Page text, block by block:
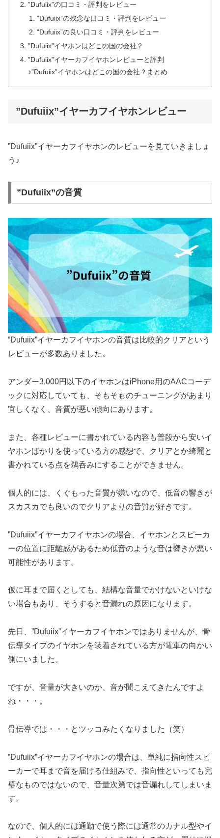
”Dufuiix”の口コミ・評判をレビュー
”Dufuiix”の残念な口コミ・評判をレビュー
”Dufuiix”の良い口コミ・評判をレビュー
”Dufuiix”イヤホンはどこの国の会社？
”Dufuiix”イヤーカフイヤホンレビューと評判
♪”Dufuiix”イヤホンはどこの国の会社？まとめ
”Dufuiix”イヤーカフイヤホンレビュー
”Dufuiix”イヤーカフイヤホンのレビューを見ていきましょ
う♪
”Dufuiix”の音質
”Dufuiix”イヤーカフイヤホンの音質は比較的クリアという
レビューが多数ありました。
アンダー3,000円以下のイヤホンはiPhone用のAACコーデ
ックに対応していても、そもそものチューニングがあまり
宜しくなく、音質が悪い傾向にあります。
また、各種レビューに書かれている内容も普段から安いイ
ヤホンばかりを使っている方の感想で、クリアとか綺麗と
書かれている点を鵜呑みにすることができません。
個人的には、くぐもった音質が嫌いなので、低音の響きが
スカスカでも良いのでクリアよりの音質が好きです。
”Dufuiix”イヤーカフイヤホンの場合、イヤホンとスピーカ
ーの位置に距離感があるため低音のような音は響きが悪い
可能性があります。
仮に耳まで届くとしても、結構な音量でかけないといけな
い場合もあり、そうすると音漏れの原因になります。
先日、”Dufuiix”イヤーカフイヤホンではありませんが、骨
伝導タイプのイヤホンを装着されている方が電車の向かい
側にいました。
ですが、音量が大きいのか、音が聞こえてきたんですよ
ね・・・。
骨伝導では・・・とツッコみたくなりました（笑）
”Dufuiix”イヤーカフイヤホンの場合は、単純に指向性スピ
ーカーで耳まで音を届ける仕組みで、指向性といっても完
璧なものではないので、音量次第では音漏れしてしまいま
す。
なので、個人的には通勤で使う際には通常のカナル型やイ